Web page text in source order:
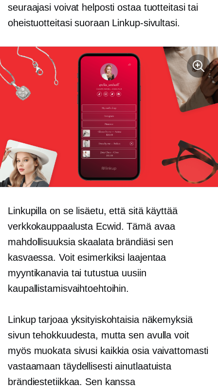
seuraajasi voivat helposti ostaa tuotteitasi tai
oheistuotteitasi suoraan Linkup-sivultasi.
Linkupilla on se lisäetu, että sitä käyttää
verkkokauppaalusta Ecwid. Tämä avaa
mahdollisuuksia skaalata brändiäsi sen
kasvaessa. Voit esimerkiksi laajentaa
myyntikanavia tai tutustua uusiin
kaupallistamisvaihtoehtoihin.
Linkup tarjoaa yksityiskohtaisia ​​näkemyksiä
sivun tehokkuudesta, mutta sen avulla voit
myös muokata sivusi kaikkia osia vaivattomasti
vastaamaan täydellisesti ainutlaatuista
brändiestetiikkaa. Sen kanssa